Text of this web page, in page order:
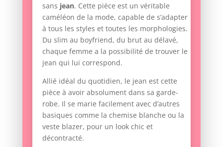
sans jean. Cette pièce est un véritable
caméléon de la mode, capable de s’adapter
à tous les styles et toutes les morphologies.
Du slim au boyfriend, du brut au délavé,
chaque femme a la possibilité de trouver le
jean qui lui correspond.
Allié idéal du quotidien, le jean est cette
pièce à avoir absolument dans sa garde-
robe. Il se marie facilement avec d’autres
basiques comme la chemise blanche ou la
veste blazer, pour un look chic et
décontracté.